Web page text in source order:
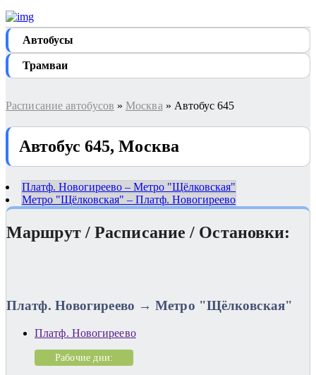
Автобуcы
Трамваи
Расписание автобусов » Москва » Автобус 645
Автобус 645, Москва
Платф. Новогиреево – Метро "Щёлковская"
Метро "Щёлковская" – Платф. Новогиреево
Маршрут / Расписание / Остановки:
Платф. Новогиреево → Метро "Щёлковская"
Платф. Новогиреево
Рабочие дни: